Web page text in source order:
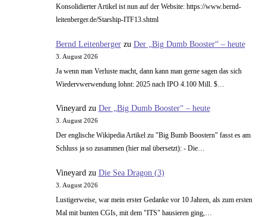
Konsolidierter Artikel ist nun auf der Website: https://www.bernd-
leitenberger.de/Starship-ITF13.shtml
Bernd Leitenbergerzu Der „Big Dumb Booster“ – heute
3. August 2026
Ja wenn man Verluste macht, dann kann man gerne sagen das sich
Wiedervwerwendung lohnt: 2025 nach IPO 4.100 Mill. $…
Vineyardzu Der „Big Dumb Booster“ – heute
3. August 2026
Der englische Wikipedia Artikel zu "Big Bumb Boostern" fasst es am
Schluss ja so zusammen (hier mal übersetzt): - Die…
Vineyard zu Die Sea Dragon (3)
3. August 2026
Lustigerweise, war mein erster Gedanke vor 10 Jahren, als zum ersten
Mal mit bunten CGIs, mit dem "ITS" hausieren ging,…